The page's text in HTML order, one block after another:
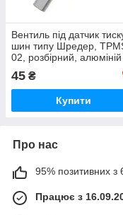
Вентиль під датчик
шин типу Шредер,
02, розбірний, алюміній
45 ₴
Купити
Про нас
95% позитивних з
Працює з